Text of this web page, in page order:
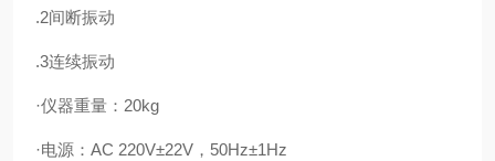
.2间断振动
.3连续振动
·仪器重量：20kg
·电源：AC 220V±22V，50Hz±1Hz